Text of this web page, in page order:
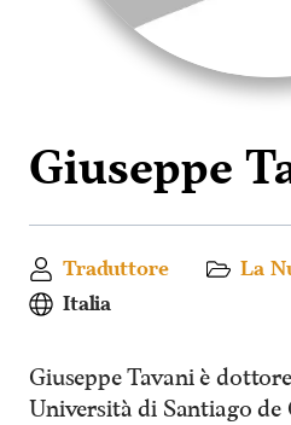
Giuseppe
Traduttore
La
Italia
Giuseppe Tavani è
Università di Santiago de